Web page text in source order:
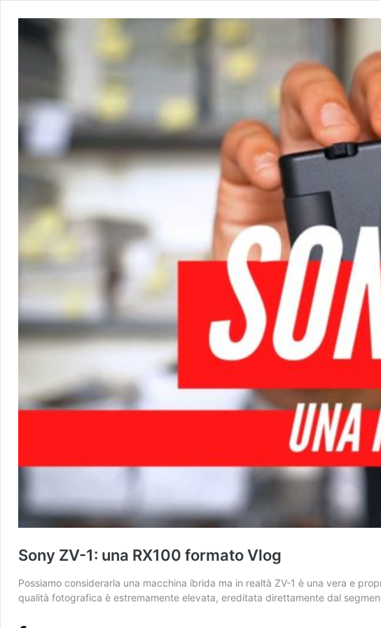
Sony ZV-1: una RX100 formato Vlog
Possiamo considerarla una macchina ibrida ma in realtà ZV-1 è una vera e
qualità fotografica è estremamente elevata, ereditata direttamente dal